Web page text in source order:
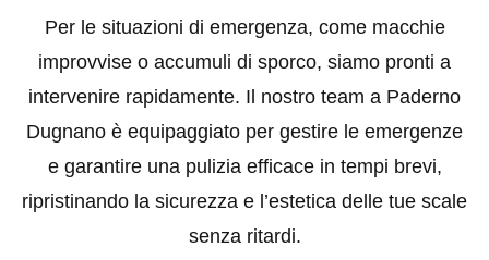
Per le situazioni di emergenza, come macchie
improvvise o accumuli di sporco, siamo pronti a
intervenire rapidamente. Il nostro team a Paderno
Dugnano è equipaggiato per gestire le emergenze
e garantire una pulizia efficace in tempi brevi,
ripristinando la sicurezza e l’estetica delle tue scale
senza ritardi.